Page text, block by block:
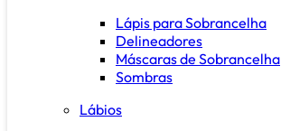
Lápis para Sobrancelha
Delineadores
Máscaras de Sobrancelha
Sombras
Lábios